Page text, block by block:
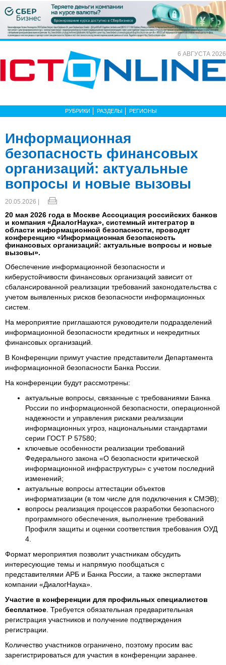
6 АВГУСТА 2026
РУБРИКИ РАЗДЕЛЫ РЕГИОНЫ
Информационная
безопасность финансовых
организаций: актуальные
вопросы и новые вызовы
20.05.2026 |
20 мая 2026 года в Москве Ассоциация российских банков
и компания «ДиалогНаука», системный интегратор в
области информационной безопасности, проводят
конференцию «Информационная безопасность
финансовых организаций: актуальные вопросы и новые
вызовы».
Обеспечение информационной безопасности и
киберустойчивости финансовых организаций зависит от
сбалансированной реализации требований законодательства с
учетом выявленных рисков безопасности информационных
систем.
На мероприятие приглашаются руководители подразделений
информационной безопасности кредитных и некредитных
финансовых организаций.
В Конференции примут участие представители Департамента
информационной безопасности Банка России.
На конференции будут рассмотрены:
актуальные вопросы, связанные с требованиями Банка
России по информационной безопасности, операционной
надежности и управления рисками реализации
информационных угроз, национальными стандартами
серии ГОСТ Р 57580;
ключевые особенности реализации требований
Федерального закона «О безопасности критической
информационной инфраструктуры» с учетом последний
изменений;
актуальные вопросы аттестации объектов
информатизации (в том числе для подключения к СМЭВ);
вопросы реализация процессов разработки безопасного
программного обеспечения, выполнение требований
Профиля защиты и оценки соответствия требования ОУД
4.
Формат мероприятия позволит участникам обсудить
интересующие темы и напрямую пообщаться с
представителями АРБ и Банка России, а также экспертами
компании «ДиалогНаука».
Участие в конференции для профильных специалистов
бесплатное . Требуется обязательная предварительная
регистрация участников и получение подтверждения
регистрации.
Количество участников ограничено, поэтому просим вас
зарегистрироваться для участия в конференции заранее.